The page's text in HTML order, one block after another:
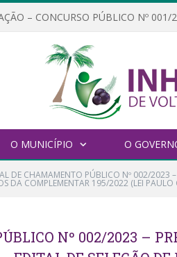
– CONCURSO PÚBLICO Nº 001/
O MUNICÍPIO O
DE CHAMAMENTO PÚBLICO Nº 002/2023 –
DA COMPLEMENTAR 195/2022 (LEI PAULO
Nº 002/2023 –